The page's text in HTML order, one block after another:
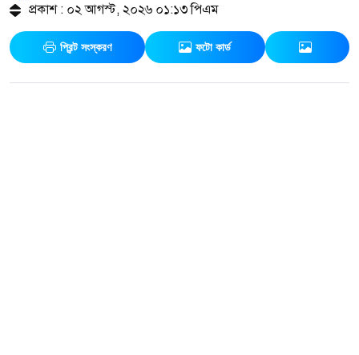
প্রকাশ : ০২ আগস্ট, ২০২৬ ০১:১৩ পিএম
প্রিন্ট সংস্করণ ফটো কার্ড